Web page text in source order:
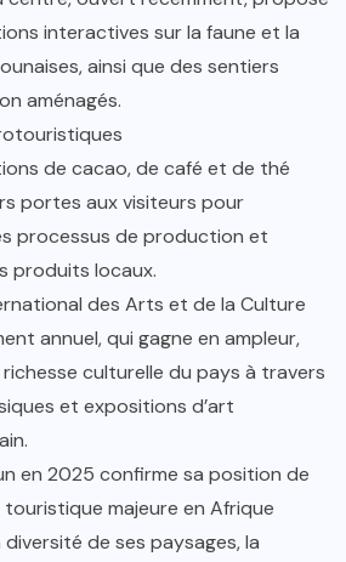
interactives sur la faune et la
ainsi que des sentiers
aménagés.
de cacao, de café et de thé
portes aux visiteurs pour
processus de production et
produits locaux.
des Arts et de la Culture
annuel, qui gagne en ampleur,
culturelle du pays à travers
et expositions d’art
en 2025 confirme sa position de
majeure en Afrique
de ses paysages, la